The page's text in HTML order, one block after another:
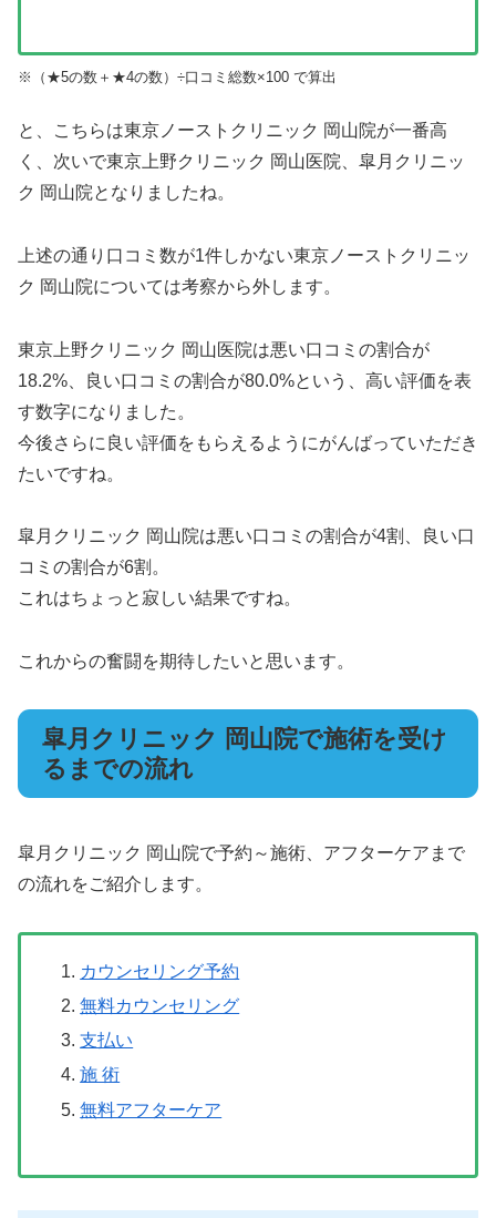
※（★5の数＋★4の数）÷口コミ総数×100 で算出
と、こちらは東京ノーストクリニック 岡山院が一番高
く、次いで東京上野クリニック 岡山医院、皐月クリニッ
ク 岡山院となりましたね。
上述の通り口コミ数が1件しかない東京ノーストクリニッ
ク 岡山院については考察から外します。
東京上野クリニック 岡山医院は悪い口コミの割合が
18.2%、良い口コミの割合が80.0%という、高い評価を表
す数字になりました。
今後さらに良い評価をもらえるようにがんばっていただき
たいですね。
皐月クリニック 岡山院は悪い口コミの割合が4割、良い口
コミの割合が6割。
これはちょっと寂しい結果ですね。
これからの奮闘を期待したいと思います。
皐月クリニック 岡山院で施術を受け
るまでの流れ
皐月クリニック 岡山院で予約～施術、アフターケアまで
の流れをご紹介します。
カウンセリング予約
無料カウンセリング
支払い
施 術
無料アフターケア